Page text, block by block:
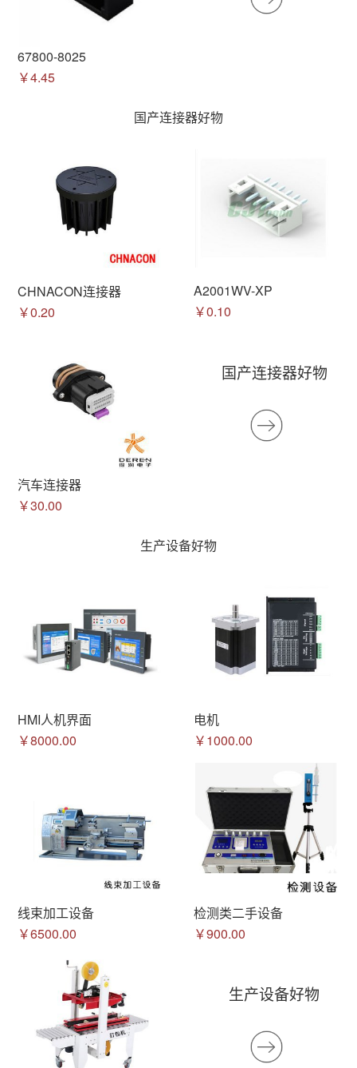
67800-8025
￥4.45
国产连接器好物
CHNACON连接器
￥0.20
A2001WV-XP
￥0.10
汽车连接器
￥30.00
国产连接器好物
生产设备好物
HMI人机界面
￥8000.00
电机
￥1000.00
线束加工设备
￥6500.00
检测类二手设备
￥900.00
生产设备好物